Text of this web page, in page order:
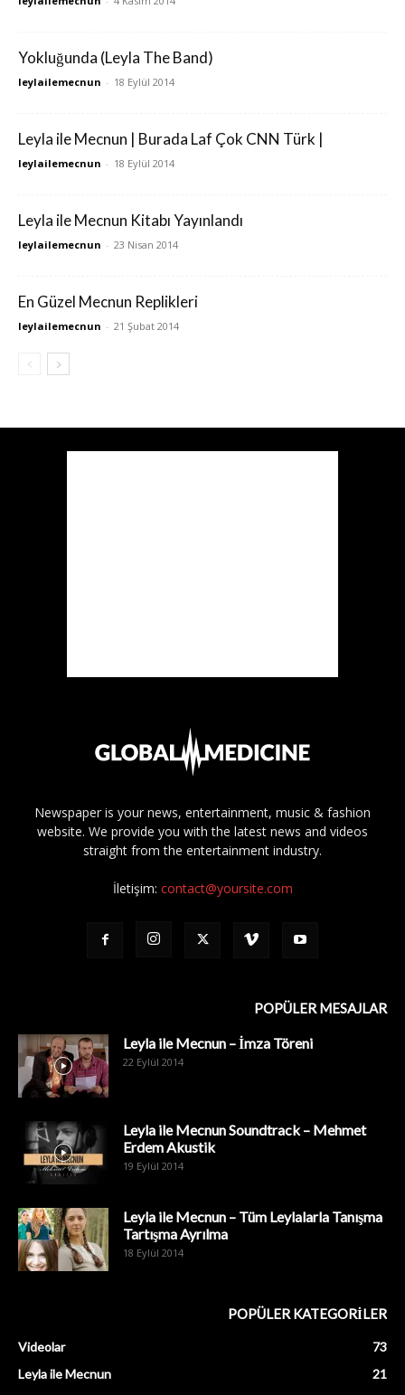
Yokluğunda (Leyla The Band)
leylailemecnun - 18 Eylül 2014
Leyla ile Mecnun | Burada Laf Çok CNN Türk |
leylailemecnun - 18 Eylül 2014
Leyla ile Mecnun Kitabı Yayınlandı
leylailemecnun - 23 Nisan 2014
En Güzel Mecnun Replikleri
leylailemecnun - 21 Şubat 2014
Newspaper is your news, entertainment, music & fashion
website. We provide you with the latest news and videos
straight from the entertainment industry.
İletişim: contact@yoursite.com
POPÜLER MESAJLAR
Leyla ile Mecnun – İmza Töreni
22 Eylül 2014
Leyla ile Mecnun Soundtrack – Mehmet
Erdem Akustik
19 Eylül 2014
Leyla ile Mecnun – Tüm Leylalarla Tanışma
Tartışma Ayrılma
18 Eylül 2014
POPÜLER KATEGORİLER
Videolar
73
Leyla ile Mecnun
21